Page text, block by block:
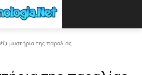
μυστήρια της παραλίας